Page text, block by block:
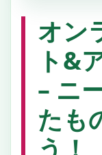
オン
ト&
– ニ
たも